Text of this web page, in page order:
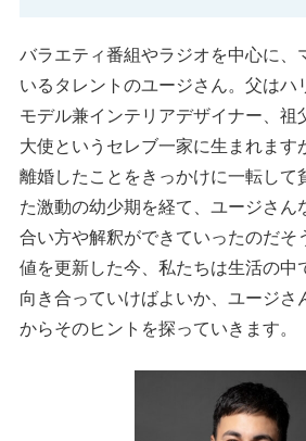
バラエティ番組やラジオを中心に、
いるタレントのユージさん。父はハ
モデル兼インテリアデザイナー、祖
大使というセレブ一家に生まれます
離婚したことをきっかけに一転して
た激動の幼少期を経て、ユージさん
合い方や解釈ができていったのだそ
値を更新した今、私たちは生活の中
向き合っていけばよいか、ユージさ
からそのヒントを探っていきます。